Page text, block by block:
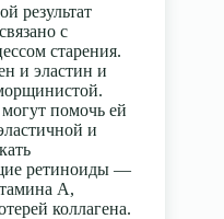
результат
с
старения.
и эластин и
помочь ей
и
ретиноиды —
А,
коллагена.